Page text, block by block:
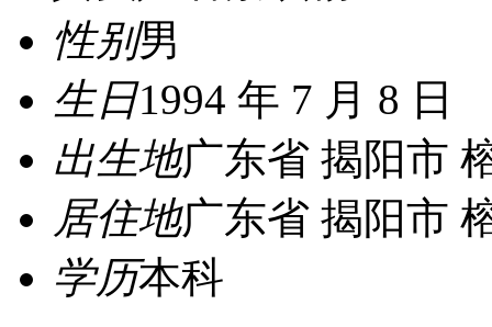
性别男
生日1994 年 7 月 8 日
出生地广东省 揭阳市
居住地广东省 揭阳市
学历本科